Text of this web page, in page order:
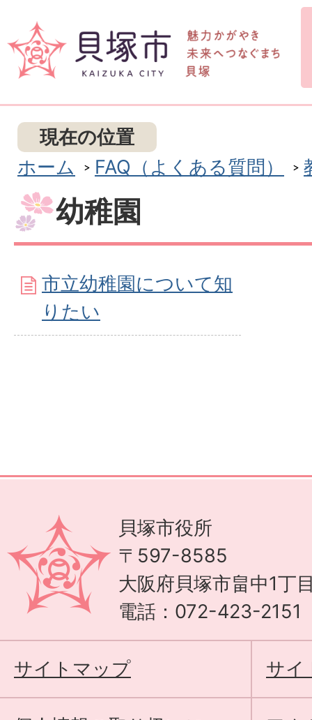
現在の位置
ホーム
FAQ（よくある質問）
幼稚園
市立幼稚園について知
りたい
貝塚市役所
〒597-8585
大阪府貝塚市畠中1丁
電話：072-423-2151
サイトマップ サイ